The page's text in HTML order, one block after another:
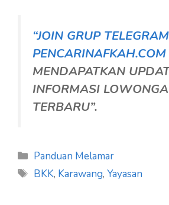
“JOIN GRUP TELEGRAM
PENCARINAFKAH.COM
MENDAPATKAN
INFORMASI
TERBARU”.
Kategori
Panduan Melamar
Tag
BKK, Karawang,Yayasan